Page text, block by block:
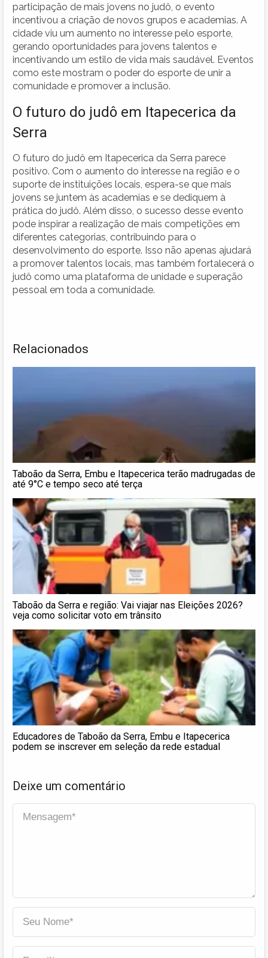
participação de mais jovens no judô, o evento
incentivou a criação de novos grupos e academias. A
cidade viu um aumento no interesse pelo esporte,
gerando oportunidades para jovens talentos e
incentivando um estilo de vida mais saudável. Eventos
como este mostram o poder do esporte de unir a
comunidade e promover a inclusão.
O futuro do judô em Itapecerica da
Serra
O futuro do judô em Itapecerica da Serra parece
positivo. Com o aumento do interesse na região e o
suporte de instituições locais, espera-se que mais
jovens se juntem às academias e se dediquem à
prática do judô. Além disso, o sucesso desse evento
pode inspirar a realização de mais competições em
diferentes categorias, contribuindo para o
desenvolvimento do esporte. Isso não apenas ajudará
a promover talentos locais, mas também fortalecerá o
judô como uma plataforma de unidade e superação
pessoal em toda a comunidade.
Relacionados
Taboão da Serra, Embu e Itapecerica terão madrugadas de
até 9°C e tempo seco até terça
Taboão da Serra e região: Vai viajar nas Eleições 2026?
veja como solicitar voto em trânsito
Educadores de Taboão da Serra, Embu e Itapecerica
podem se inscrever em seleção da rede estadual
Deixe um comentário